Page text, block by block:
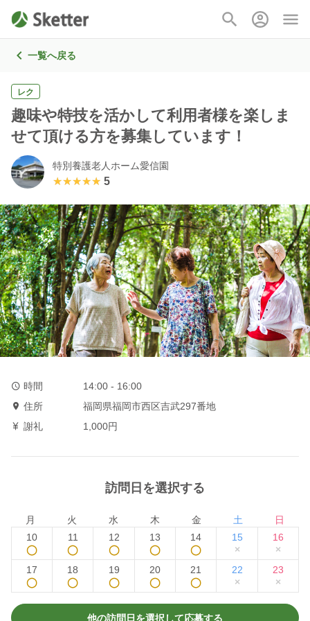
一覧へ戻る
レク
趣味や特技を活かして利用者様を楽しま
せて頂ける方を募集しています！
特別養護老人ホーム愛信園
★★★★★
★★★★★ 5
時間
14:00 - 16:00
住所
福岡県福岡市西区吉武297番地
謝礼
1,000円
訪問日を選択する
月 火 水 木 金 土
日
10
◯
11
◯
12
◯
13
◯
14
◯
15
×
16
×
17
◯
18
◯
19
◯
20
◯
21
◯
22
×
23
×
他の訪問日を選択して応募する